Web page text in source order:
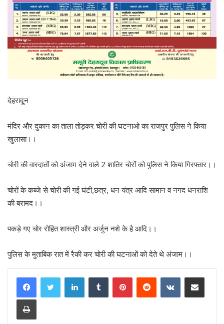
देहरादून
मंदिर और दुकान का ताला तोड़कर चोरी की घटनाओ का राजपुर पुलिस ने किया
खुलासा।।
चोरी की वारदातों को अंजाम देने वाले 2 शातिर चोरों को पुलिस ने किया गिरफ्तार।।
चोरों के कब्जे से चोरी की गई घंटी,छत्र, धन यंत्र आदि सामान व नगद धनराशि
की बरामद।।
पकड़े गए चोर रोहित शास्त्री और अर्जुन नशे के है आदि।।
पुलिस के मुताबिक रात में रैकी कर चोरी की घटनाओं को देते थे अंजाम।।
LinkedInTumblr PinterestReddit VKontakteShare via Email
Print